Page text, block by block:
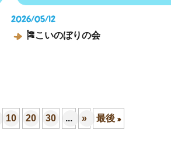
2026/05/12
🎏こいのぼりの会
10 20 30 ... » 最後 »